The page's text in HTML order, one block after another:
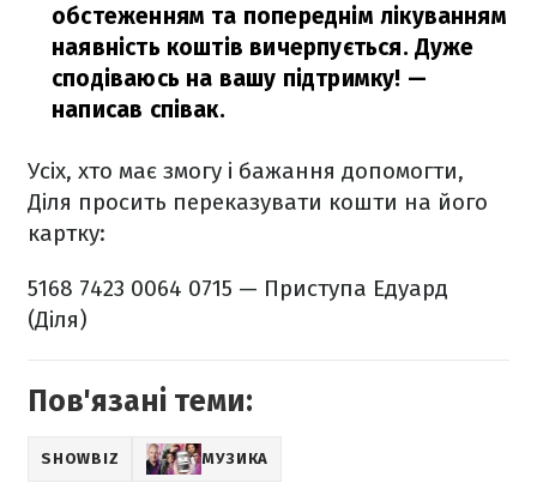
обстеженням та попереднім лікуванням
наявність коштів вичерпується. Дуже
сподіваюсь на вашу підтримку! —
написав співак.
Усіх, хто має змогу і бажання допомогти,
Діля просить переказувати кошти на його
картку:
5168 7423 0064 0715 — Приступа Едуард
(Діля)
Пов'язані теми:
SHOWBIZ МУЗИКА